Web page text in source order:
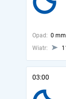
Opad: 0 mm
Wiatr:
03:00